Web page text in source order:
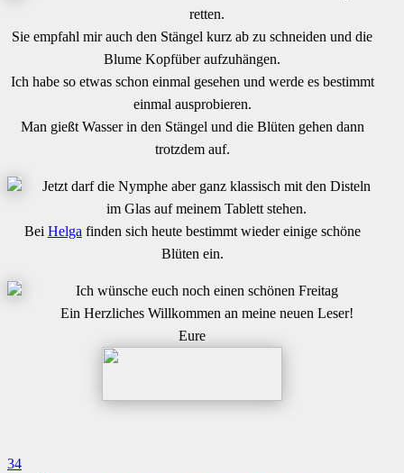
retten.
Sie empfahl mir auch den Stängel kurz ab zu schneiden und die
Blume Kopfüber aufzuhängen.
Ich habe so etwas schon einmal gesehen und werde es bestimmt
einmal ausprobieren.
Man gießt Wasser in den Stängel und die Blüten gehen dann
trotzdem auf.
Jetzt darf die Nymphe aber ganz klassisch mit den Disteln
im Glas auf meinem Tablett stehen.
Bei Helga finden sich heute bestimmt wieder einige schöne
Blüten ein.
Ich wünsche euch noch einen schönen Freitag
Ein Herzliches Willkommen an meine neuen Leser!
Eure
34